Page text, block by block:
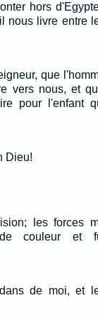
hors
nous livre entre
que
vers nous, et
pour l'enfant
Dieu!
les forces
de couleur et
de moi, et